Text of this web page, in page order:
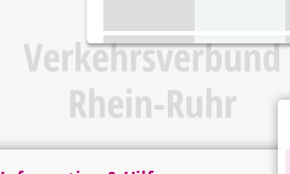
10:37 Bus 004
10:40 Bus 004